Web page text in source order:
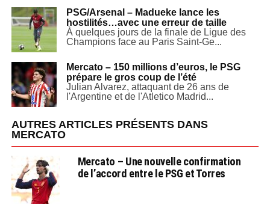
PSG/Arsenal – Madueke lance les
hostilités…avec une erreur de taille
À quelques jours de la finale de Ligue des
Champions face au Paris Saint-Ge...
Mercato – 150 millions d’euros, le PSG
prépare le gros coup de l’été
Julian Alvarez, attaquant de 26 ans de
l'Argentine et de l'Atletico Madrid...
AUTRES ARTICLES PRÉSENTS DANS
MERCATO
Mercato – Une nouvelle confirmation
de l’accord entre le PSG et Torres